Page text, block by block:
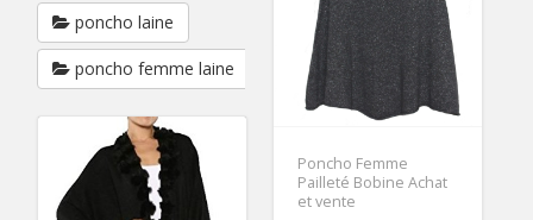
poncho laine
poncho femme laine
Poncho Femme
Pailleté Bobine Achat
et vente